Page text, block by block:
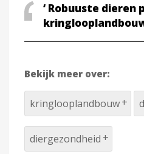
‘ Robuuste dieren
Bekijk meer over:
kringlooplandbouw
diergezondheid